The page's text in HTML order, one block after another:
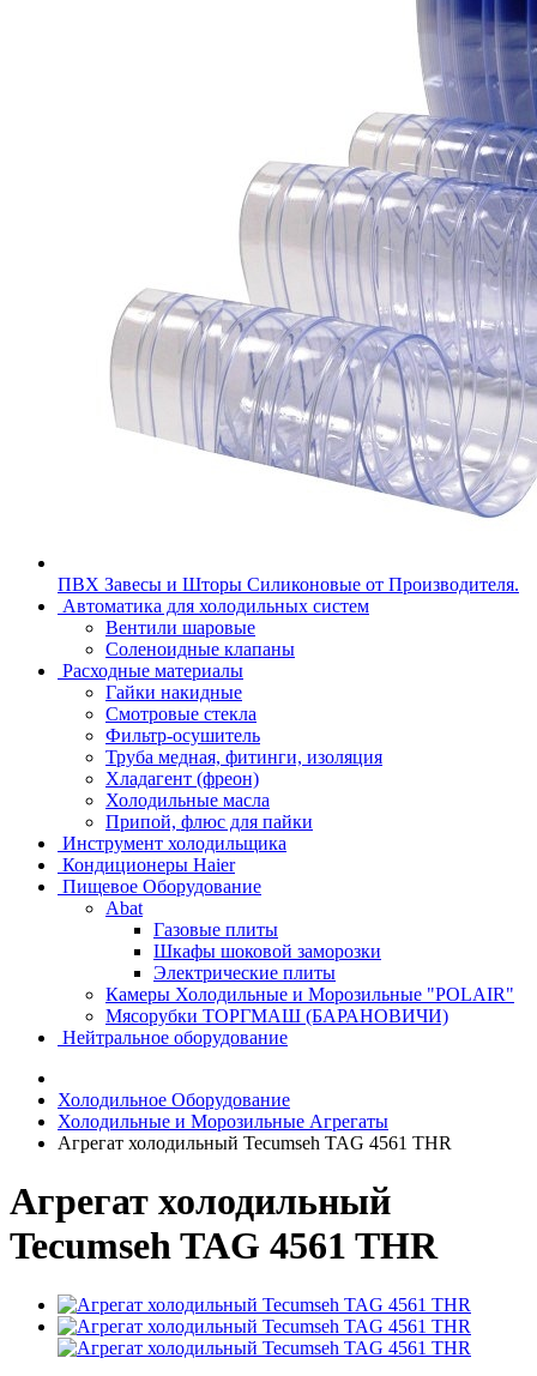
ПВХ Завесы и Шторы Силиконовые от Производителя.
Автоматика для холодильных систем
Вентили шаровые
Соленоидные клапаны
Расходные материалы
Гайки накидные
Смотровые стекла
Фильтр-осушитель
Труба медная, фитинги, изоляция
Хладагент (фреон)
Холодильные масла
Припой, флюс для пайки
Инструмент холодильщика
Кондиционеры Haier
Пищевое Оборудование
Abat
Газовые плиты
Шкафы шоковой заморозки
Электрические плиты
Камеры Холодильные и Морозильные "POLAIR"
Мясорубки ТОРГМАШ (БАРАНОВИЧИ)
Нейтральное оборудование
Холодильное Оборудование
Холодильные и Морозильные Агрегаты
Агрегат холодильный Tecumseh TAG 4561 THR
Агрегат холодильный
Tecumseh TAG 4561 THR